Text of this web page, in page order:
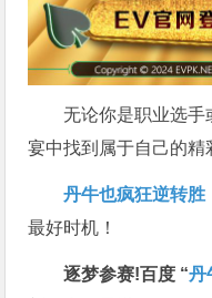
无论你是职业选手
宴中找到属于自己的精
丹牛也疯狂逆转胜
最好时机！
逐梦参赛!百度 “丹